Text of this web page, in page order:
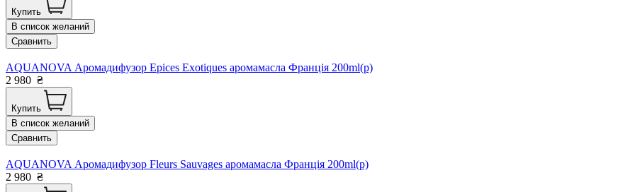
Купить
В список желаний
Сравнить
AQUANOVA Аромадифузор Epices Exotiques аромамасла Франція 200ml(р)
2 980 ₴
Купить
В список желаний
Сравнить
AQUANOVA Аромадифузор Fleurs Sauvages аромамасла Франція 200ml(р)
2 980 ₴